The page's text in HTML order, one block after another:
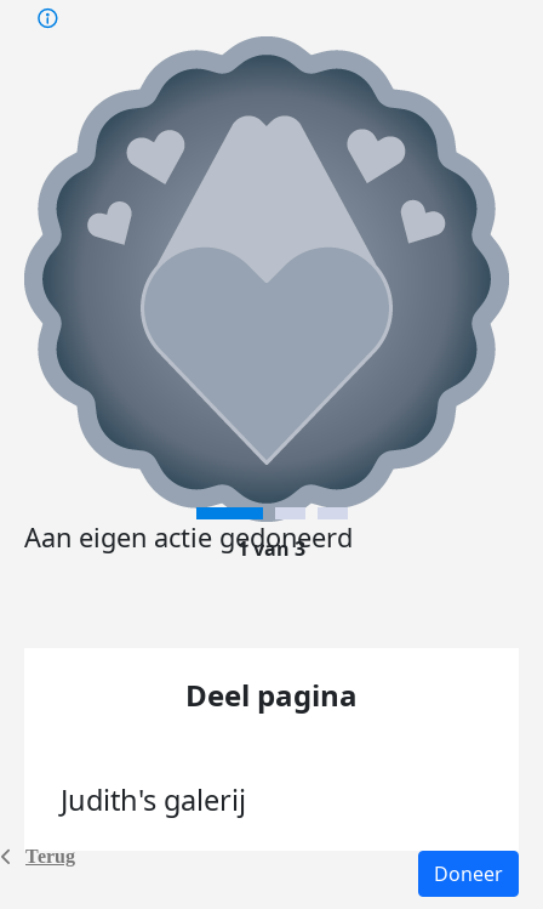
Terug
Aan eigen actie gedoneerd
1 van 3
Deel pagina
Judith's galerij
Doneer